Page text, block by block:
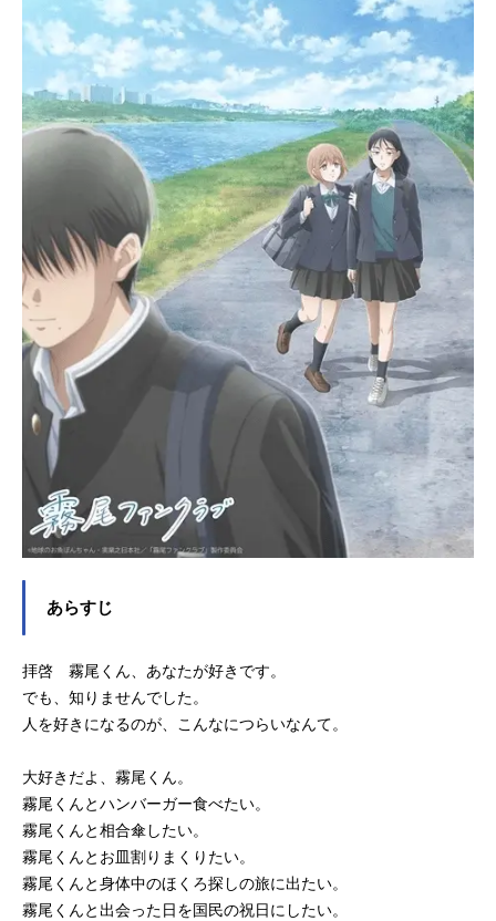
あらすじ
拝啓 霧尾くん、あなたが好きです。
でも、知りませんでした。
人を好きになるのが、こんなにつらいなんて。
大好きだよ、霧尾くん。
霧尾くんとハンバーガー食べたい。
霧尾くんと相合傘したい。
霧尾くんとお皿割りまくりたい。
霧尾くんと身体中のほくろ探しの旅に出たい。
霧尾くんと出会った日を国民の祝日にしたい。